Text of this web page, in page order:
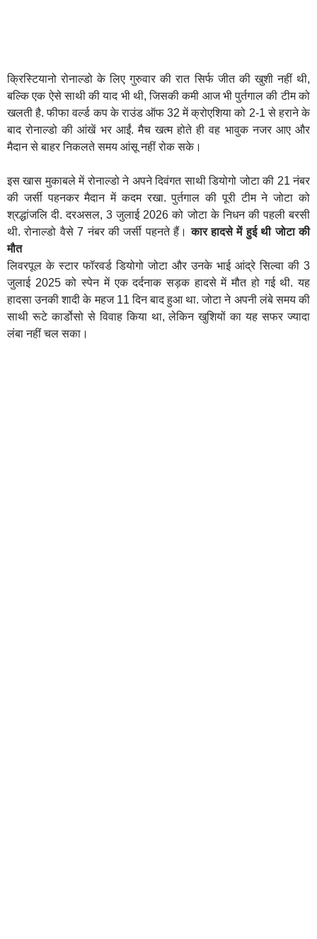
क्रिस्टियानो रोनाल्डो के लिए गुरुवार की रात सिर्फ जीत की खुशी नहीं थी,
बल्कि एक ऐसे साथी की याद भी थी, जिसकी कमी आज भी पुर्तगाल की टीम को
खलती है. फीफा वर्ल्ड कप के राउंड ऑफ 32 में क्रोएशिया को 2-1 से हराने के
बाद रोनाल्डो की आंखें भर आईं. मैच खत्म होते ही वह भावुक नजर आए और
मैदान से बाहर निकलते समय आंसू नहीं रोक सके।
इस खास मुकाबले में रोनाल्डो ने अपने दिवंगत साथी डियोगो जोटा की 21 नंबर
की जर्सी पहनकर मैदान में कदम रखा. पुर्तगाल की पूरी टीम ने जोटा को
श्रद्धांजलि दी. दरअसल, 3 जुलाई 2026 को जोटा के निधन की पहली बरसी
थी. रोनाल्डो वैसे 7 नंबर की जर्सी पहनते हैं।कार हादसे में हुई थी जोटा की
मौत
लिवरपूल के स्टार फॉरवर्ड डियोगो जोटा और उनके भाई आंद्रे सिल्वा की 3
जुलाई 2025 को स्पेन में एक दर्दनाक सड़क हादसे में मौत हो गई थी. यह
हादसा उनकी शादी के महज 11 दिन बाद हुआ था. जोटा ने अपनी लंबे समय की
साथी रूटे कार्डोसो से विवाह किया था, लेकिन खुशियों का यह सफर ज्यादा
लंबा नहीं चल सका।